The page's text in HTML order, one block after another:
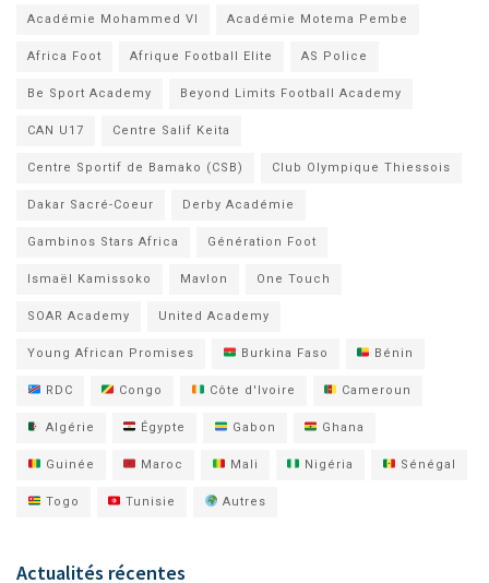
Académie Mohammed VI Académie Motema Pembe
Africa Foot Afrique Football Elite AS Police
Be Sport Academy Beyond Limits Football Academy
CAN U17 Centre Salif Keita
Centre Sportif de Bamako (CSB) Club Olympique Thiessois
Dakar Sacré-Coeur Derby Académie
Gambinos Stars Africa Génération Foot
Ismaël Kamissoko Mavlon One Touch
SOAR Academy United Academy
Young African Promises Burkina Faso Bénin
RDC Congo Côte d'Ivoire Cameroun
Algérie Égypte Gabon Ghana
Guinée Maroc Mali Nigéria Sénégal
Togo Tunisie Autres
Actualités récentes